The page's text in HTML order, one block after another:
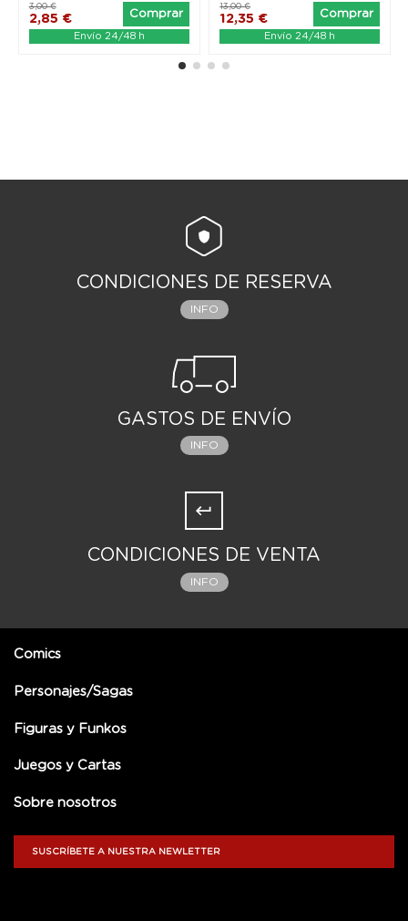
2,85 €
3,00 €
Comprar
Envío 24/48 h
12,35 €
13,00 €
Comprar
Envío 24/48 h
CONDICIONES DE RESERVA
INFO
GASTOS DE ENVÍO
INFO
CONDICIONES DE VENTA
INFO
Comics
Personajes/Sagas
Figuras y Funkos
Juegos y Cartas
Sobre nosotros
SUSCRÍBETE A NUESTRA NEWLETTER